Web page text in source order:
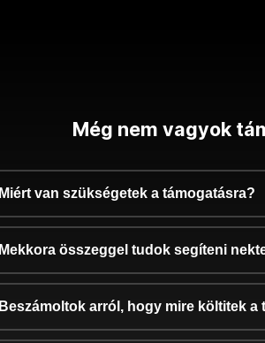
Még nem vagyok
Miért van szükségetek a támogatásra?
Mekkora összeggel tudok segíteni
Beszámoltok arról, hogy mire költitek a